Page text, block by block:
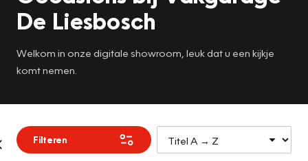
De Liesbosch
Welkom in onze digitale showroom, leuk dat u een kijkje
komt nemen.
Filteren